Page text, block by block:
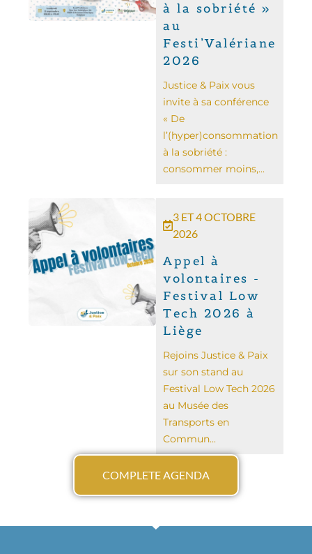
à la sobriété »
au
Festi’Valériane
2026
Justice & Paix vous
invite à sa conférence
« De
l’(hyper)consommation
à la sobriété :
consommer moins,...
3 ET 4 OCTOBRE
2026
Appel à
volontaires -
Festival Low
Tech 2026 à
Liège
Rejoins Justice & Paix
sur son stand au
Festival Low Tech 2026
au Musée des
Transports en
Commun...
COMPLETE AGENDA